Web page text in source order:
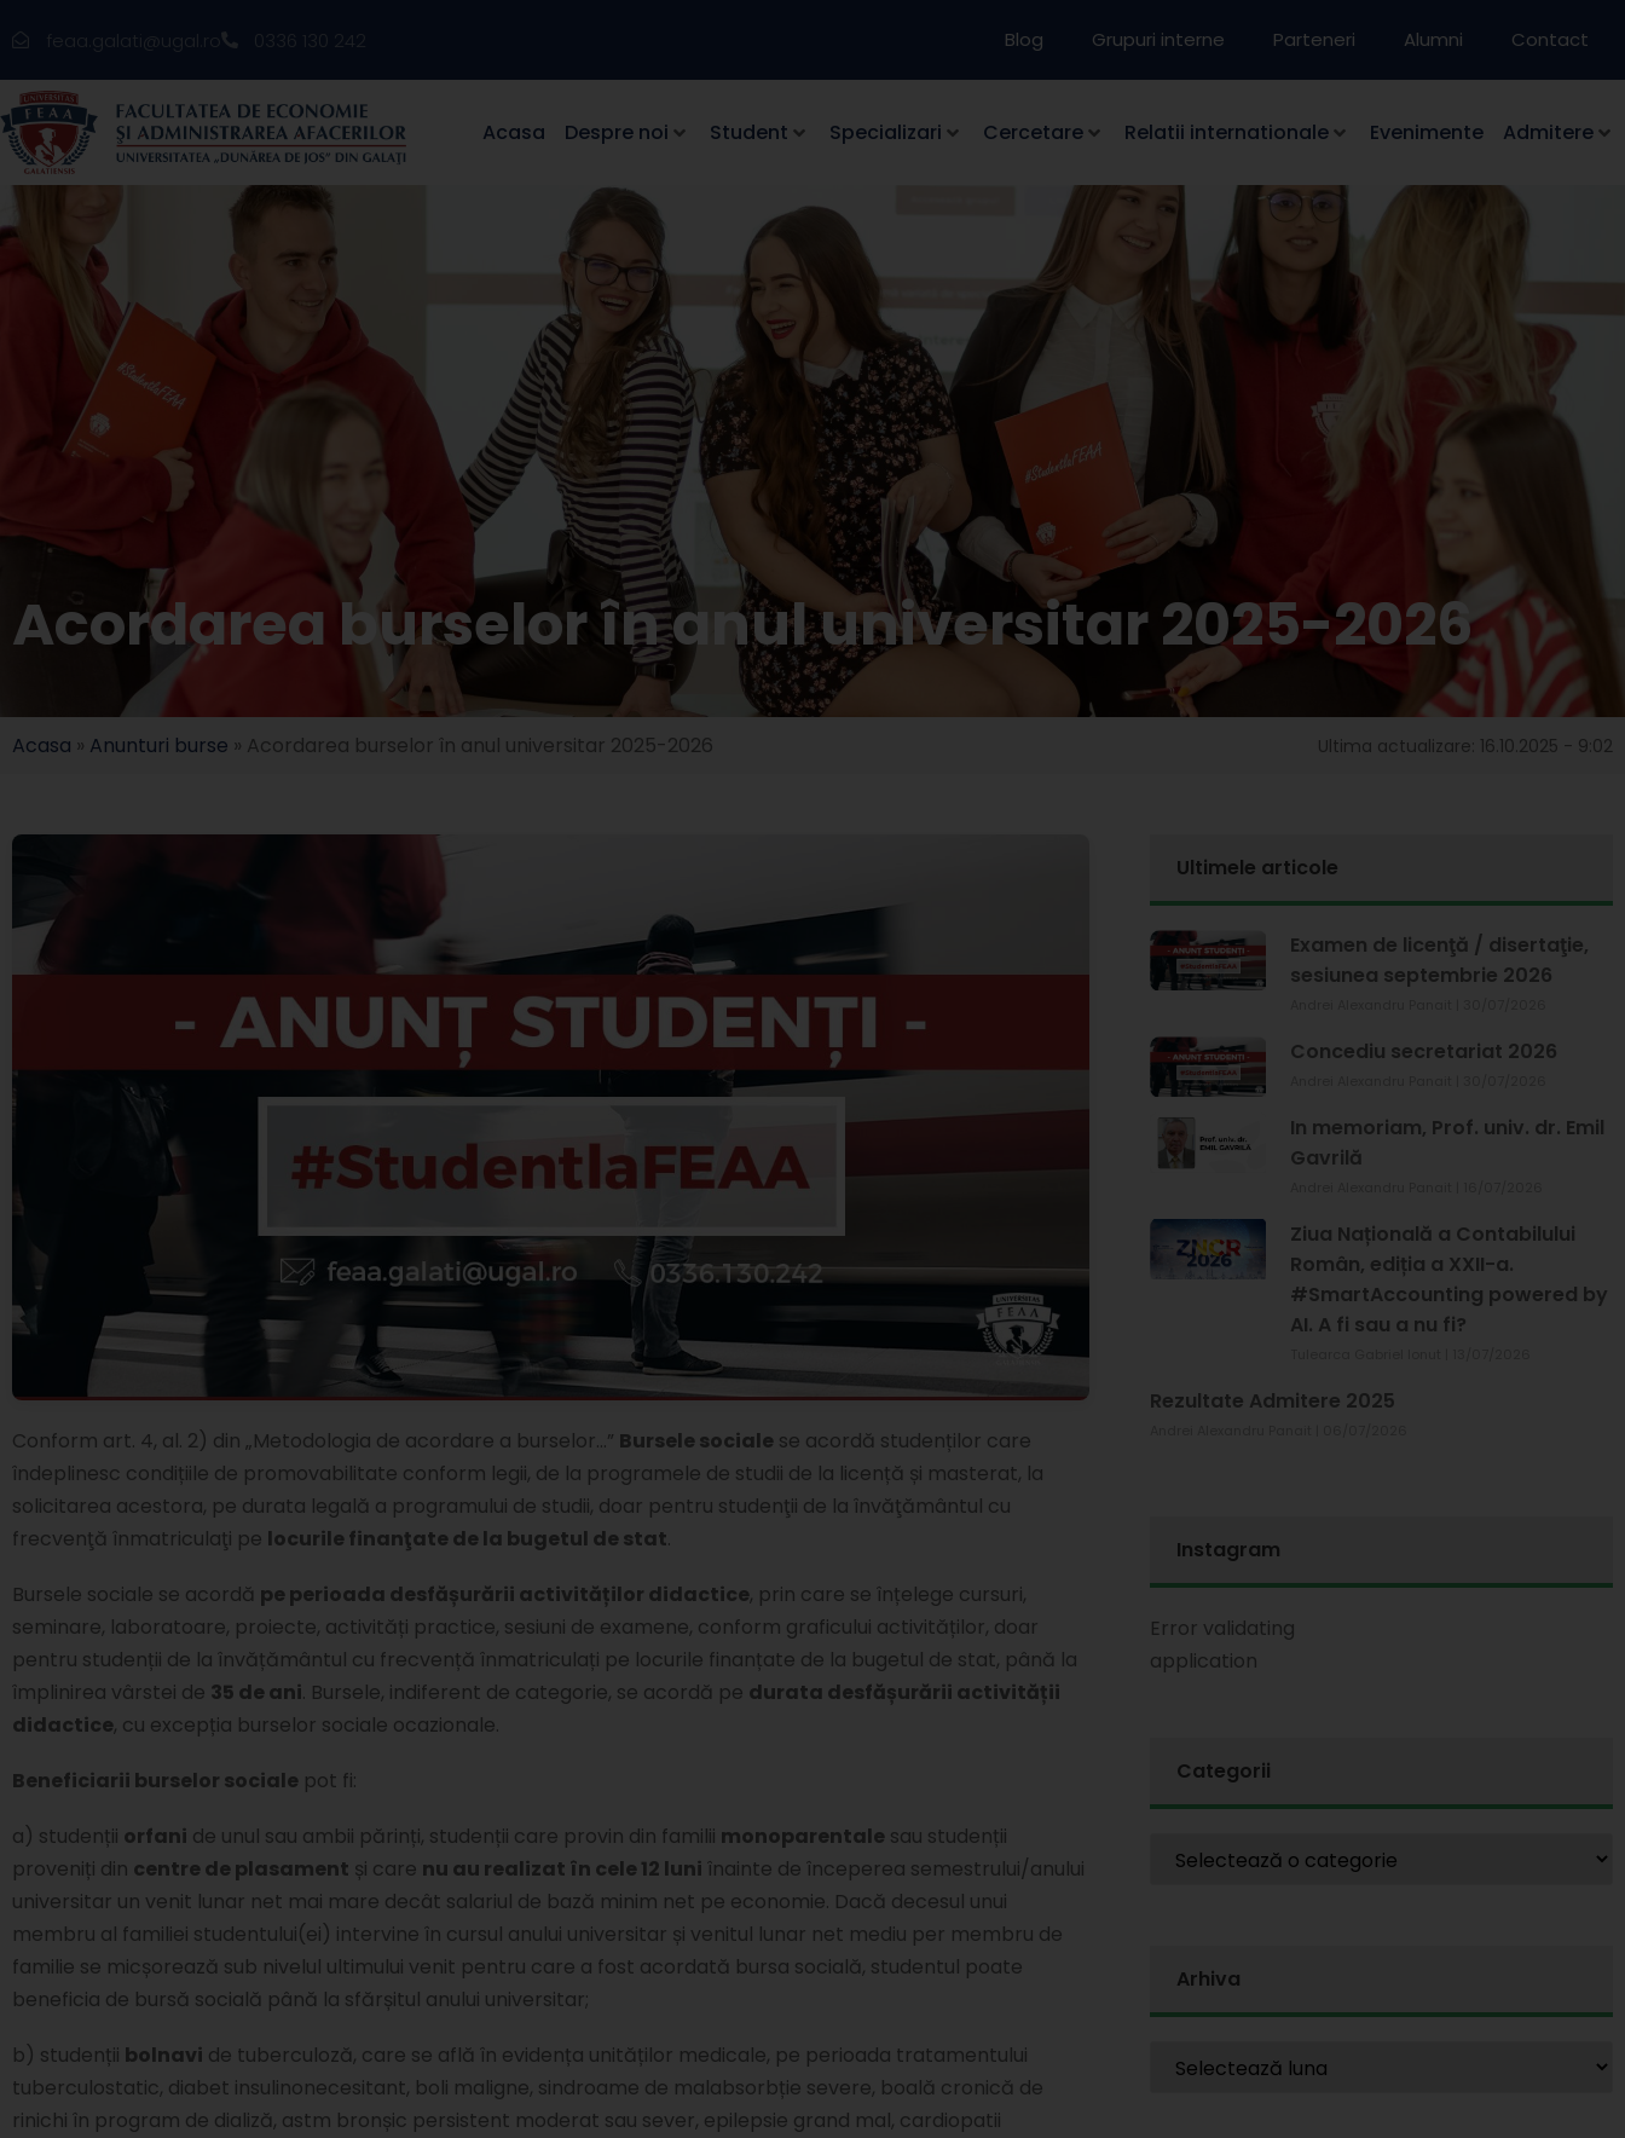
feaa.galati@ugal.ro 0336 130 242 Blog Grupuri interne Parteneri Alumni Contact
Acasa Despre noi Student Specializari Cercetare Relatii internationale Evenimente Admitere
Acordarea burselor în anul universitar 2025-2026
Acasa » Anunturi burse » Acordarea burselor în anul universitar 2025-2026 Ultima actualizare: 16.10.2025 - 9:02
Conform art. 4, al. 2) din „Metodologia de acordare a burselor…” Bursele sociale se acordă studenților care
îndeplinesc condițiile de promovabilitate conform legii, de la programele de studii de la licență și masterat, la
solicitarea acestora, pe durata legală a programului de studii, doar pentru studenţii de la învăţământul cu
frecvenţă înmatriculaţi pe locurile finanţate de la bugetul de stat.
Bursele sociale se acordă pe perioada desfășurării activităților didactice, prin care se înțelege cursuri,
seminare, laboratoare, proiecte, activități practice, sesiuni de examene, conform graficului activităților, doar
pentru studenții de la învățământul cu frecvență înmatriculați pe locurile finanțate de la bugetul de stat, până la
împlinirea vârstei de 35 de ani. Bursele, indiferent de categorie, se acordă pe durata desfășurării activității
didactice, cu excepția burselor sociale ocazionale.
Beneficiarii burselor sociale pot fi:
a) studenții orfani de unul sau ambii părinți, studenții care provin din familii monoparentale sau studenții
proveniți din centre de plasament și care nu au realizat în cele 12 luni înainte de începerea semestrului/anului
universitar un venit lunar net mai mare decât salariul de bază minim net pe economie. Dacă decesul unui
membru al familiei studentului(ei) intervine în cursul anului universitar și venitul lunar net mediu per membru de
familie se micșorează sub nivelul ultimului venit pentru care a fost acordată bursa socială, studentul poate
beneficia de bursă socială până la sfărșitul anului universitar;
b) studenții bolnavi de tuberculoză, care se află în evidența unităților medicale, pe perioada tratamentului
tuberculostatic, diabet insulinonecesitant, boli maligne, sindroame de malabsorbție severe, boală cronică de
rinichi în program de dializă, astm bronșic persistent moderat sau sever, epilepsie grand mal, cardiopatii
Ultimele articole
Examen de licenţă / disertaţie,
sesiunea septembrie 2026
Concediu secretariat 2026
In memoriam, Prof. univ. dr. Emil
Gavrilă
Ziua Națională a Contabilului
Român, ediția a XXII-a.
#SmartAccounting powered by
AI. A fi sau a nu fi?
Rezultate Admitere 2025
Instagram
Error validating
application
Categorii
Arhiva